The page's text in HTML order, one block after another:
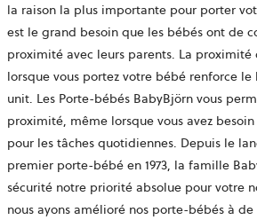
la raison la plus importante pour porter
est le grand besoin que les bébés ont de
proximité avec leurs parents. La proximité
lorsque vous portez votre bébé renforce
unit. Les Porte-bébés BabyBjörn vous
proximité, même lorsque vous avez
pour les tâches quotidiennes. Depuis le
premier porte-bébé en 1973, la famille
sécurité notre priorité absolue pour votre
nous ayons amélioré nos porte-bébés à